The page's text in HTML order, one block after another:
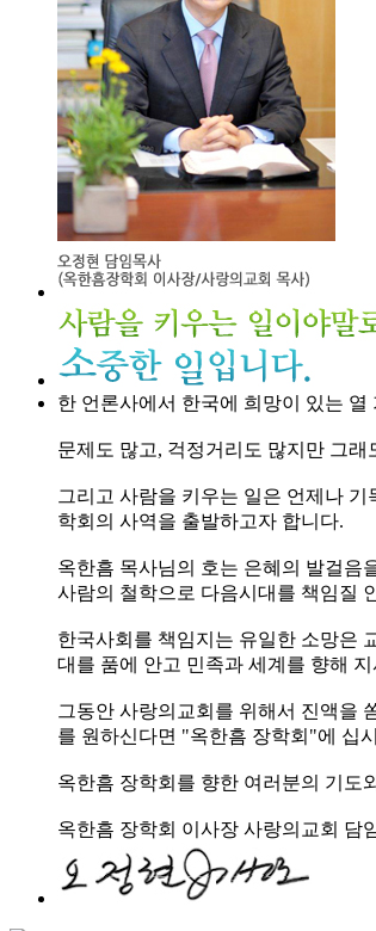
한 언론사에서 한국에 희망이 있는
문제도 많고, 걱정거리도 많지만 그
그리고 사람을 키우는 일은 언제나
학회의 사역을 출발하고자 합니다.
옥한흠 목사님의 호는 은혜의 발걸음
사람의 철학으로 다음시대를 책임질
한국사회를 책임지는 유일한 소망은
대를 품에 안고 민족과 세계를 향해
그동안 사랑의교회를 위해서 진액을
를 원하신다면 "옥한흠 장학회"에 십
옥한흠 장학회를 향한 여러분의 기도
옥한흠 장학회 이사장 사랑의교회 담